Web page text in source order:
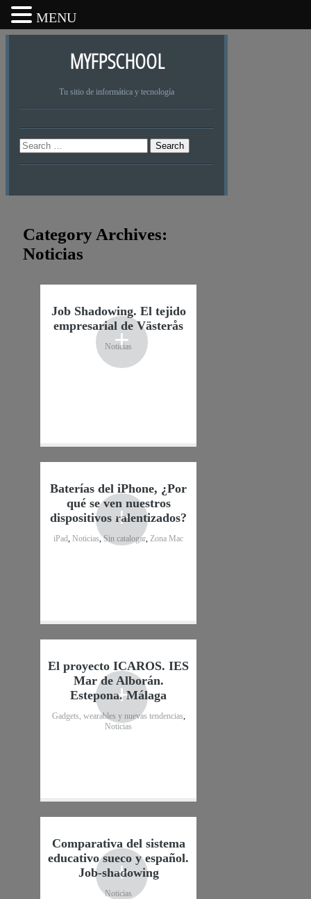
MYFPSCHOOL
Tu sitio de informática y tecnología
Search
Category Archives:
Noticias
+
Job Shadowing. El tejido
empresarial de Västerås
Noticias
+
Baterías del iPhone, ¿Por
qué se ven nuestros
dispositivos ralentizados?
iPad Noticias ,Sin catalogar Zona Mac
+
El proyecto ICAROS. IES
Mar de Alborán.
Estepona. Málaga
Gadgets, wearables y nuevas tendencias
Noticias
+
Comparativa del sistema
educativo sueco y español.
Job-shadowing
Noticias
MENU